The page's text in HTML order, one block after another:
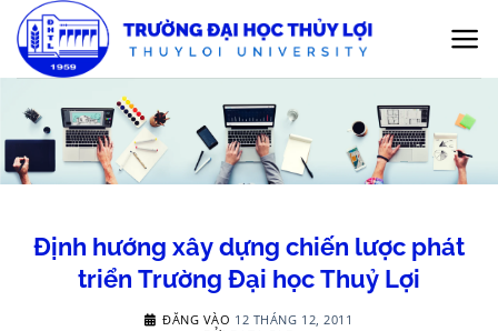
qua
nội
Định hướng xây dựng chiến lược phát
triển Trường Đại học Thuỷ Lợi
ĐĂNG VÀO 12 THÁNG 12, 2011